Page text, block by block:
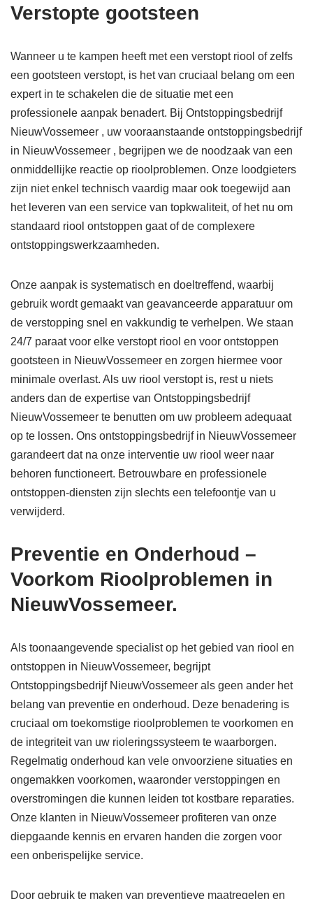
Verstopte gootsteen
Wanneer u te kampen heeft met een verstopt riool of zelfs
een gootsteen verstopt, is het van cruciaal belang om een
expert in te schakelen die de situatie met een
professionele aanpak benadert. Bij Ontstoppingsbedrijf
NieuwVossemeer , uw vooraanstaande ontstoppingsbedrijf
in NieuwVossemeer , begrijpen we de noodzaak van een
onmiddellijke reactie op rioolproblemen. Onze loodgieters
zijn niet enkel technisch vaardig maar ook toegewijd aan
het leveren van een service van topkwaliteit, of het nu om
standaard riool ontstoppen gaat of de complexere
ontstoppingswerkzaamheden.
Onze aanpak is systematisch en doeltreffend, waarbij
gebruik wordt gemaakt van geavanceerde apparatuur om
de verstopping snel en vakkundig te verhelpen. We staan
24/7 paraat voor elke verstopt riool en voor ontstoppen
gootsteen in NieuwVossemeer en zorgen hiermee voor
minimale overlast. Als uw riool verstopt is, rest u niets
anders dan de expertise van Ontstoppingsbedrijf
NieuwVossemeer te benutten om uw probleem adequaat
op te lossen. Ons ontstoppingsbedrijf in NieuwVossemeer
garandeert dat na onze interventie uw riool weer naar
behoren functioneert. Betrouwbare en professionele
ontstoppen-diensten zijn slechts een telefoontje van u
verwijderd.
Preventie en Onderhoud –
Voorkom Rioolproblemen in
NieuwVossemeer.
Als toonaangevende specialist op het gebied van riool en
ontstoppen in NieuwVossemeer, begrijpt
Ontstoppingsbedrijf NieuwVossemeer als geen ander het
belang van preventie en onderhoud. Deze benadering is
cruciaal om toekomstige rioolproblemen te voorkomen en
de integriteit van uw rioleringssysteem te waarborgen.
Regelmatig onderhoud kan vele onvoorziene situaties en
ongemakken voorkomen, waaronder verstoppingen en
overstromingen die kunnen leiden tot kostbare reparaties.
Onze klanten in NieuwVossemeer profiteren van onze
diepgaande kennis en ervaren handen die zorgen voor
een onberispelijke service.
Door gebruik te maken van preventieve maatregelen en